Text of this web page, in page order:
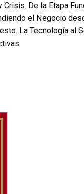
De la Etapa
el Negocio
La Tecnología al